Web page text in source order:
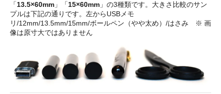
「13.5×60mm 」「15×60mm 」の3種類です。大きさ比較のサン
プルは下記の通りです。左からUSBメモ
リ/12mm/13.5mm/15mm/ボールペン（やや太め）/はさみ ※ 画
像は原寸大ではありません